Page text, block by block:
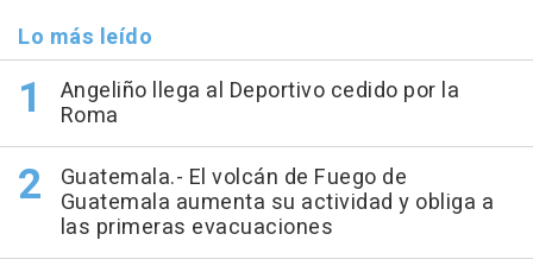
Lo más leído
Angeliño llega al Deportivo cedido por la
Roma
Guatemala.- El volcán de Fuego de
Guatemala aumenta su actividad y obliga a
las primeras evacuaciones